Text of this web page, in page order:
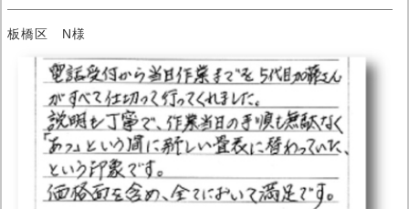
板橋区 N様